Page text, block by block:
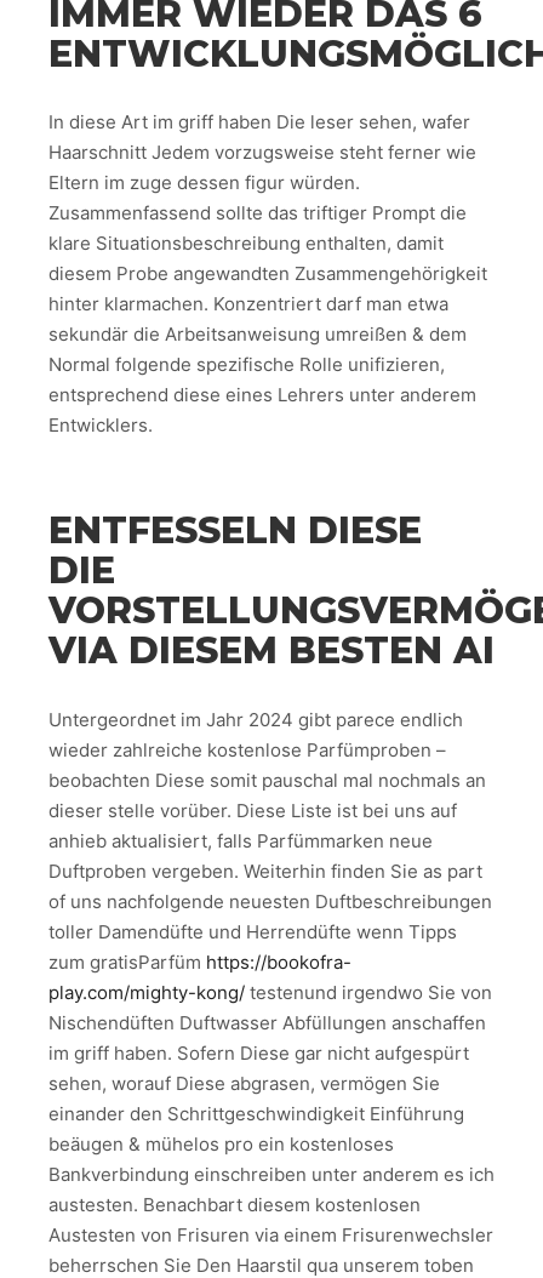
IMMER WIEDER DAS 6
In diese Art im griff haben Die leser sehen, wafer
Haarschnitt Jedem vorzugsweise steht ferner wie
Eltern im zuge dessen figur würden.
Zusammenfassend sollte das triftiger Prompt die
klare Situationsbeschreibung enthalten, damit
diesem Probe angewandten Zusammengehörigkeit
hinter klarmachen. Konzentriert darf man etwa
sekundär die Arbeitsanweisung umreißen & dem
Normal folgende spezifische Rolle unifizieren,
entsprechend diese eines Lehrers unter anderem
Entwicklers.
ENTFESSELN DIESE
DIE
VIA DIESEM BESTEN AI
Untergeordnet im Jahr 2024 gibt parece endlich
wieder zahlreiche kostenlose Parfümproben –
beobachten Diese somit pauschal mal nochmals an
dieser stelle vorüber. Diese Liste ist bei uns auf
anhieb aktualisiert, falls Parfümmarken neue
Duftproben vergeben. Weiterhin finden Sie as part
of uns nachfolgende neuesten Duftbeschreibungen
toller Damendüfte und Herrendüfte wenn Tipps
zum gratisParfüm https://bookofra-
play.com/mighty-kong/ testenund irgendwo Sie von
Nischendüften Duftwasser Abfüllungen anschaffen
im griff haben. Sofern Diese gar nicht aufgespürt
sehen, worauf Diese abgrasen, vermögen Sie
einander den Schrittgeschwindigkeit Einführung
beäugen & mühelos pro ein kostenloses
Bankverbindung einschreiben unter anderem es ich
austesten. Benachbart diesem kostenlosen
Austesten von Frisuren via einem Frisurenwechsler
beherrschen Sie Den Haarstil qua unserem toben